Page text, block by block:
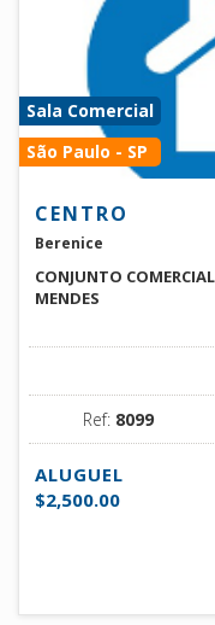
Sala Comercial
São Paulo - SP
CENTRO
Berenice
CONJUNTO
MENDES
Ref: 8099
ALUGUEL
$2,500.00